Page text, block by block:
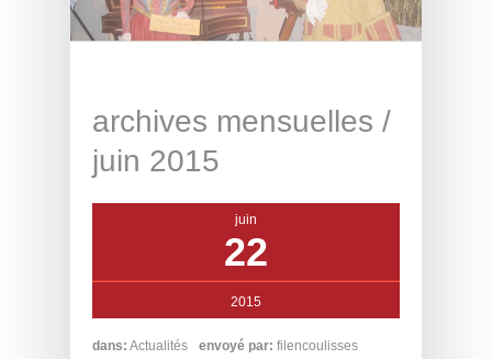
archives mensuelles /
juin 2015
juin
22
2015
dans: Actualités envoyé par: filencoulisses